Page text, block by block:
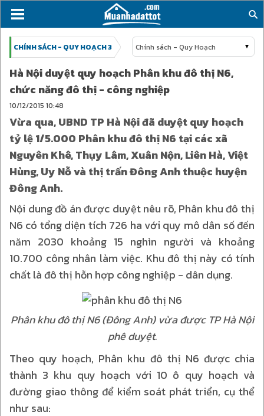
CHÍNH SÁCH - QUY HOẠCH 3 Chính sách - Quy Hoạch
Hà Nội duyệt quy hoạch Phân khu đô thị N6,
chức năng đô thị - công nghiệp
10/12/2015 10:48
Vừa qua, UBND TP Hà Nội đã duyệt quy hoạch
tỷ lệ 1/5.000 Phân khu đô thị N6 tại các xã
Nguyên Khê, Thụy Lâm, Xuân Nộn, Liên Hà, Việt
Hùng, Uy Nỗ và thị trấn Đông Anh thuộc huyện
Đông Anh.
Nội dung đồ án được duyệt nêu rõ, Phân khu đô thị
N6 có tổng diện tích 726 ha với quy mô dân số đến
năm 2030 khoảng 15 nghìn người và khoảng
10.700 công nhân làm việc. Khu đô thị này có tính
chất là đô thị hỗn hợp công nghiệp - dân dụng.
Phân khu đô thị N6 (Đông Anh) vừa được TP Hà Nội
phê duyệt.
Theo quy hoạch, Phân khu đô thị N6 được chia
thành 3 khu quy hoạch với 10 ô quy hoạch và
đường giao thông để kiểm soát phát triển, cụ thể
như sau: